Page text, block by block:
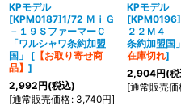
KPモデル
[KPM0187]1/72 ＭｉＧ
－１９ＳファーマーＣ
「ワルシャワ条約加盟
国」
[ 【お取り寄せ商
品】 ]
2,992円(税込)
[通常販売価格: 3,740円]
KPモデル
２２Ｍ４
条約加盟国」
在庫切れ]
2,904円(
[通常販売価